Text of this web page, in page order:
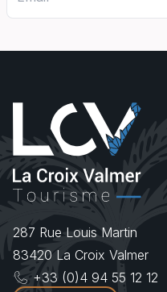
287 Rue Louis Martin
83420 La Croix Valmer
+33 (0)4 94 55 12 12